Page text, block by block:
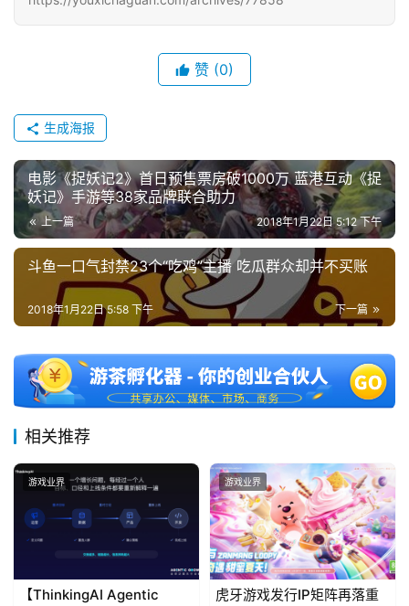
中
文
(
中
国
)
赞 (0)
生成海报
电影《捉妖记2》首日预售票房破1000万 蓝港互动《捉
妖记》手游等38家品牌联合助力
上一篇 2018年1月22日 5:12 下午
斗鱼一口气封禁23个“吃鸡”主播 吃瓜群众却并不买账
下一篇
2018年1月22日 5:58 下午
相关推荐
游戏业界
【ThinkingAI Agentic
游戏业界
虎牙游戏发行IP矩阵再落重